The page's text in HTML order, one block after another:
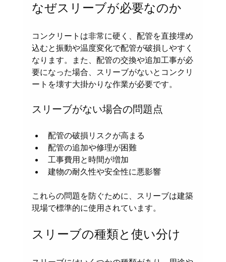
なぜスリーブが必要なのか
コンクリートは非常に硬く、配管を直接埋め
込むと振動や温度変化で配管が破損しやすく
なります。また、配管の交換や追加工事が必
要になった場合、スリーブがないとコンクリ
ートを壊す大掛かりな作業が必要です。
スリーブがない場合の問題点
配管の破損リスクが高まる
配管の追加や修理が困難
工事費用と時間が増加
建物の耐久性や安全性に悪影響
これらの問題を防ぐために、スリーブは建築
現場で標準的に使用されています。
スリーブの種類と使い分け